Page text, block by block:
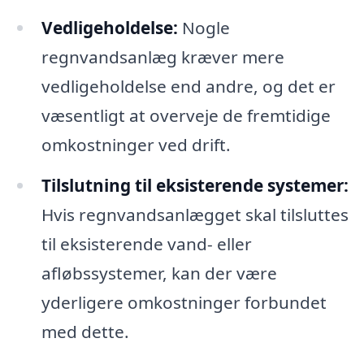
Vedligeholdelse: Nogle
regnvandsanlæg kræver mere
vedligeholdelse end andre, og det er
væsentligt at overveje de fremtidige
omkostninger ved drift.
Tilslutning til eksisterende systemer:
Hvis regnvandsanlægget skal tilsluttes
til eksisterende vand- eller
afløbssystemer, kan der være
yderligere omkostninger forbundet
med dette.